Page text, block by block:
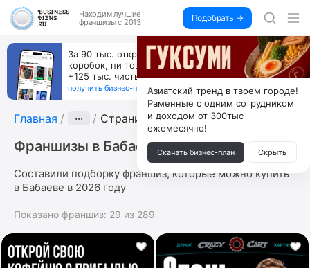
Находим лучшие
франшизы с 2013
Подобрать →
Пока все учатся пользоваться ИИ, вы можете
зарабатывать на их обучении по 500 тыс. каждый
месяц
получить бизнес-план ↓
Главная ··· Страница 4
Франшизы в Бабаеве
Составили подборку франшиз, которые можно купить
в Бабаеве в 2026 году
Показано франшиз: 29 из 289
Азиатский тренд в твоем городе!
Раменные с одним сотрудником
и доходом от 300тыс
ежемесячно!
Скачать бизнес-план Скрыть